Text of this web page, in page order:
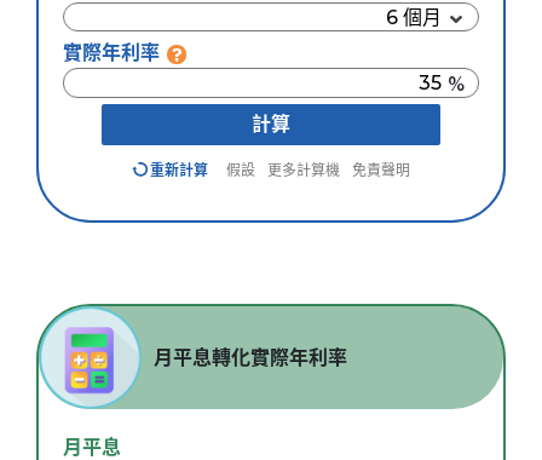
實際年利率
計算
重新計算 假設 更多計算機 免責聲明
月平息轉化實際年利率
月平息